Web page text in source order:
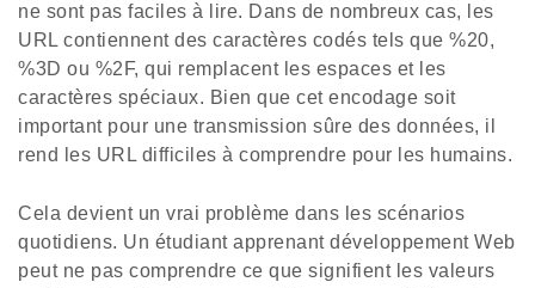
ne sont pas faciles à lire. Dans de nombreux cas, les
URL contiennent des caractères codés tels que %20,
%3D ou %2F, qui remplacent les espaces et les
caractères spéciaux. Bien que cet encodage soit
important pour une transmission sûre des données, il
rend les URL difficiles à comprendre pour les humains.
Cela devient un vrai problème dans les scénarios
quotidiens. Un étudiant apprenant développement Web
peut ne pas comprendre ce que signifient les valeurs